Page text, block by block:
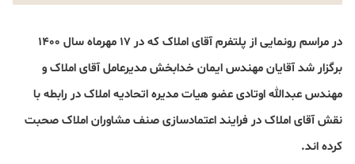
در مراسم رونمایی از پلتفرم آقای املاک که در ۱۷ مهرماه سال ۱۴۰۰
برگزار شد آقایان مهندس ایمان خدابخش مدیرعامل آقای املاک و
مهندس عبدالله اوتادی عضو هیات مدیره اتحادیه املاک در رابطه با
نقش آقای املاک در فرایند اعتمادسازی صنف مشاوران املاک صحبت
کرده اند.